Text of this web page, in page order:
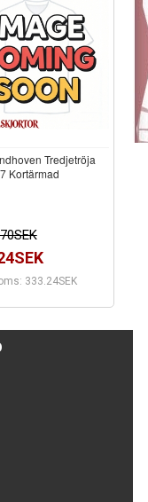
Tredjetröja
Kortärmad
333.24SEK